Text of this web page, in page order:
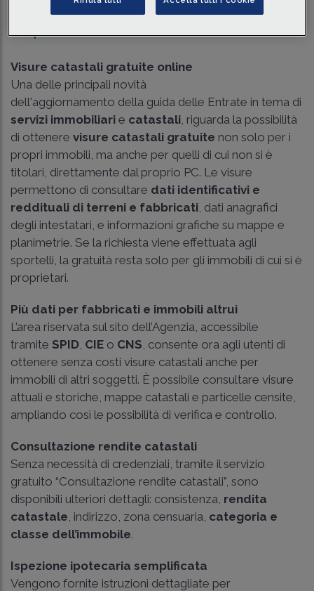
Visure catastali gratuite online
Una delle principali novità
dell'aggiornamento della guida delle Entrate in tema di
servizi immobiliari e catastali , riguarda la possibilità
di ottenere visure catastali gratuite non solo per i
propri immobili, ma anche per quelli di cui non si è
titolari, direttamente dal proprio PC. Le visure
permettono di consultare dati identificativi e
reddituali di terreni e fabbricati , dati anagrafici
degli intestatari, e informazioni grafiche su mappe e
planimetrie. Se la richiesta viene effettuata agli
sportelli, la gratuità resta solo per gli immobili di cui si è
proprietari.
Più dati per fabbricati e immobili altrui
L’area riservata sul sito dell’Agenzia, accessibile
tramite SPID CIE o CNS , consente ora agli utenti di
ottenere senza costi visure catastali anche per
immobili di altri soggetti. È possibile consultare visure
attuali e storiche, mappe catastali e particelle censite,
ampliando così le possibilità di verifica e controllo.
Consultazione rendite catastali
Senza necessità di credenziali, tramite il servizio
gratuito “Consultazione rendite catastali”, sono
disponibili ulteriori dettagli: consistenza, rendita
catastale , indirizzo, zona censuaria, categoria e
classe dell’immobile.
Ispezione ipotecaria semplificata
Vengono fornite istruzioni dettagliate per